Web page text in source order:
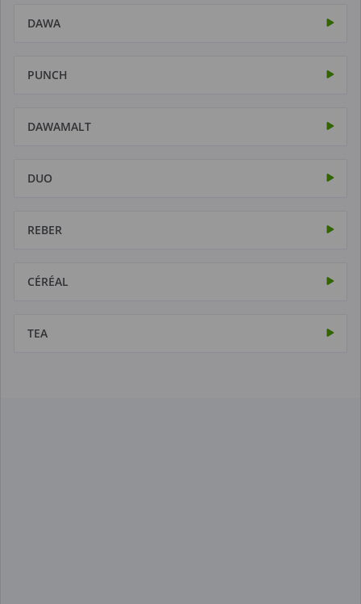
DAWA
PUNCH
DAWAMALT
DUO
REBER
CÉRÉAL
TEA